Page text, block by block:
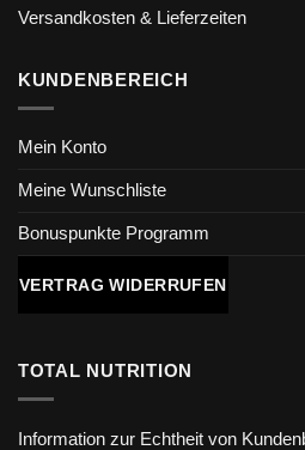
Versandkosten & Lieferzeiten
KUNDENBEREICH
Mein Konto
Meine Wunschliste
Bonuspunkte Programm
VERTRAG WIDERRUFEN
TOTAL NUTRITION
Information zur Echtheit von